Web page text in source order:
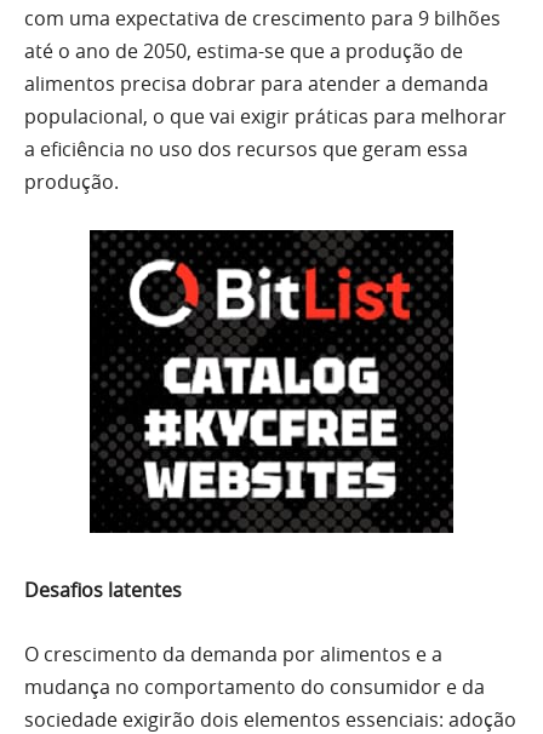
com uma expectativa de crescimento para 9 bilhões
até o ano de 2050, estima-se que a produção de
alimentos precisa dobrar para atender a demanda
populacional, o que vai exigir práticas para melhorar
a eficiência no uso dos recursos que geram essa
produção.
Desafios latentes
O crescimento da demanda por alimentos e a
mudança no comportamento do consumidor e da
sociedade exigirão dois elementos essenciais: adoção